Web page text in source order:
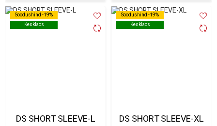
Soodushind -19%
Kesklaos
Soodushind -19%
Kesklaos
DS SHORT SLEEVE-L
Soodushind -19%
Kesklaos
Soodushind -19%
Kesklaos
DS SHORT SLEEVE-XL